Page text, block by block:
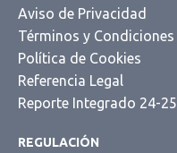
Aviso de Privacidad
Términos y Condiciones
Política de Cookies
Referencia Legal
Reporte Integrado 24-25
REGULACIÓN